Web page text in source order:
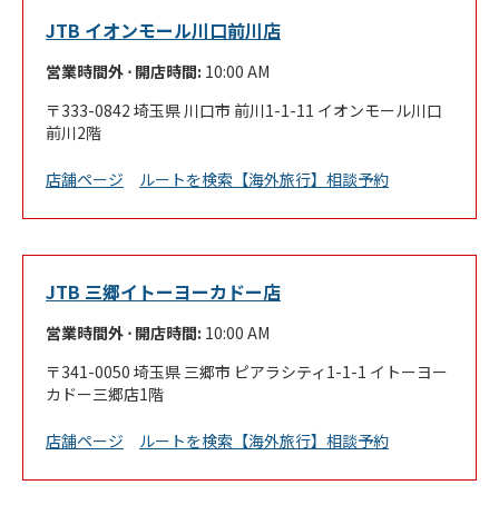
JTB イオンモール川口前川店
営業時間外 ⋅ 開店時間: 10:00 AM
333-0842 埼玉県川口市 前川1-1-11 イオンモール川口
前川2階
店舗ページ ルートを検索 Link Opens in New Tab
【海外旅行】相談予約
JTB 三郷イトーヨーカドー店
営業時間外 ⋅ 開店時間: 10:00 AM
341-0050 埼玉県 三郷市 ピアラシティ1-1-1 イトーヨー
カドー三郷店1階
店舗ページ ルートを検索 Link Opens in New Tab
【海外旅行】相談予約